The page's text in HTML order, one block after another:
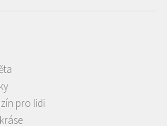
pro lidi